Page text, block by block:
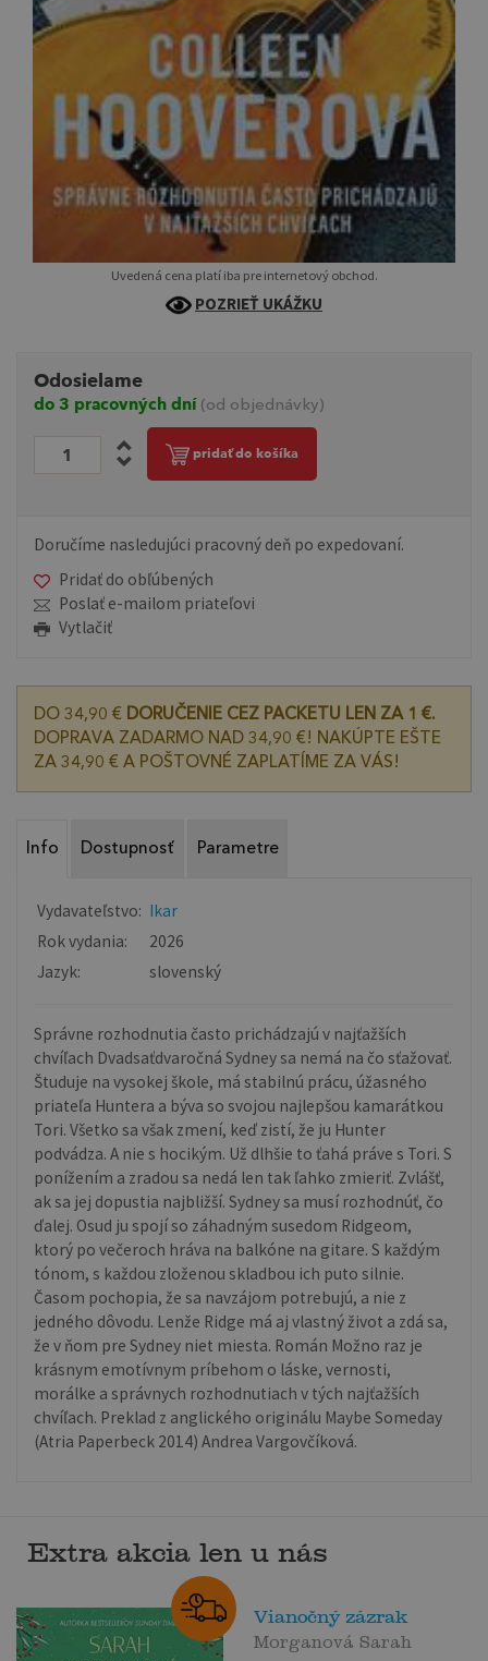
Uvedená cena platí iba pre internetový obchod.
POZRIEŤ UKÁŽKU
Odosielame
do 3 pracovných dní (od objednávky)
pridať do košíka
Doručíme nasledujúci pracovný deň po expedovaní.
Pridať do obľúbených
Poslať e-mailom priateľovi
Vytlačiť
DO 34,90 € DORUČENIE CEZ PACKETU LEN ZA 1 €.
DOPRAVA ZADARMO NAD 34,90 €! NAKÚPTE EŠTE
ZA 34,90 € A POŠTOVNÉ ZAPLATÍME ZA VÁS!
Info Dostupnosť Parametre
Vydavateľstvo: Ikar
Rok vydania:
2026
Jazyk:
slovenský
Správne rozhodnutia často prichádzajú v najťažších
chvíľach Dvadsaťdvaročná Sydney sa nemá na čo sťažovať.
Študuje na vysokej škole, má stabilnú prácu, úžasného
priateľa Huntera a býva so svojou najlepšou kamarátkou
Tori. Všetko sa však zmení, keď zistí, že ju Hunter
podvádza. A nie s hocikým. Už dlhšie to ťahá práve s Tori. S
ponížením a zradou sa nedá len tak ľahko zmieriť. Zvlášť,
ak sa jej dopustia najbližší. Sydney sa musí rozhodnúť, čo
ďalej. Osud ju spojí so záhadným susedom Ridgeom,
ktorý po večeroch hráva na balkóne na gitare. S každým
tónom, s každou zloženou skladbou ich puto silnie.
Časom pochopia, že sa navzájom potrebujú, a nie z
jedného dôvodu. Lenže Ridge má aj vlastný život a zdá sa,
že v ňom pre Sydney niet miesta. Román Možno raz je
krásnym emotívnym príbehom o láske, vernosti,
morálke a správnych rozhodnutiach v tých najťažších
chvíľach. Preklad z anglického originálu Maybe Someday
(Atria Paperbeck 2014) Andrea Vargovčíková.
Extra akcia len u nás
Vianočný zázrak
Morganová Sarah